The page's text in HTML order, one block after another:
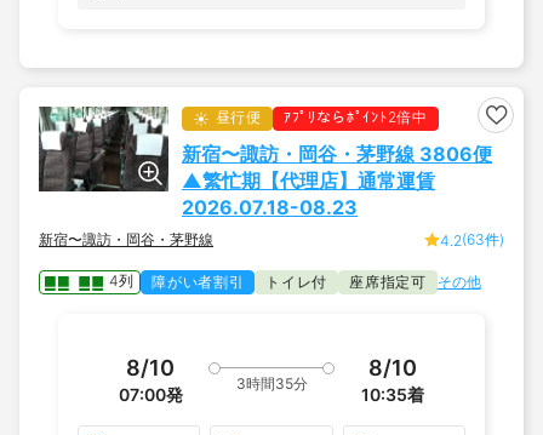
昼行便 ｱﾌﾟﾘならﾎﾟｲﾝﾄ2倍中
新宿〜諏訪・岡谷・茅野線 3806便
▲繁忙期【代理店】通常運賃
2026.07.18-08.23
新宿〜諏訪・岡谷・茅野線 4.2(63件)
4列 障がい者割引 トイレ付 座席指定可 その他
8/10
07:00発
3時間35分
8/10
10:35着